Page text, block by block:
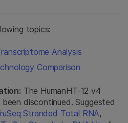
topics:
Analysis
Comparison
The HumanHT-12 v4
discontinued. Suggested
Stranded Total RNA,